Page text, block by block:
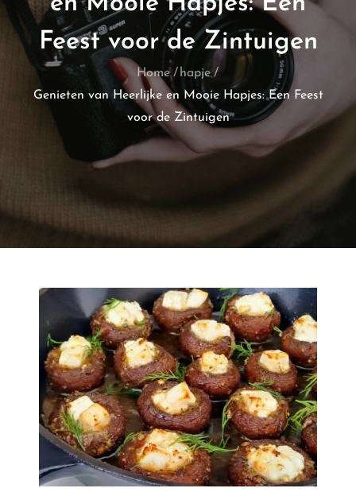
Feest voor de Zintuigen
Home
hapje
Genieten van Heerlijke en Mooie Hapjes: Een Feest
voor de Zintuigen